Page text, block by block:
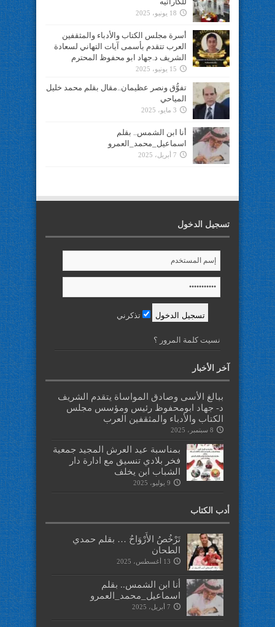
18 يونيو، 2025
أسرة مجلس الكتاب والأدباء والمثقفين
العرب تتقدم بأسمى آيات التهاني لسعادة
الشريف د.جهاد ابو محفوظ المحترم
15 يونيو، 2025
تفوُّق ونصر عظيمان..مقال بقلم محمد خليل
المياحي
3 مايو، 2025
أنا ابن الشمس.. بقلم
اسماعيل_محمد_العمرو
7 أبريل، 2025
تسجيل الدخول
تذكرني
نسيت كلمة المرور ؟
آخر الأخبار
ببالغ الأسى وصادق المواساة يتقدم الشريف
د- جهاد ابومحفوظ رئيس ومؤسس مجلس
الكتاب والأدباء والمثقفين العرب
8 سبتمبر، 2025
بمناسبة عيد العرش المجيد جمعية
فخر بلادي تنسيق مع ادارة دار
الشباب ابن يخلف
9 يوليو، 2025
أدب الكتاب
تَرْخُصُ الأَرْوَاحُ … بقلم حمدي
الطحان
13 أغسطس، 2025
أنا ابن الشمس.. بقلم
اسماعيل_محمد_العمرو
7 أبريل، 2025